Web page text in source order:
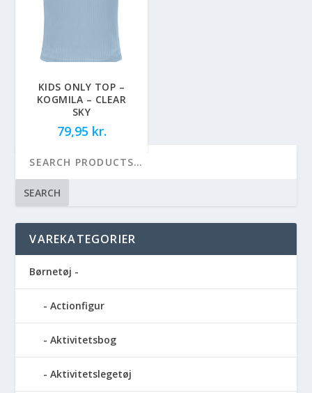
KIDS ONLY TOP –
KOGMILA – CLEAR
SKY
79,95 kr.
SEARCH
VAREKATEGORIER
Børnetøj -
Actionfigur
Aktivitetsbog
Aktivitetslegetøj